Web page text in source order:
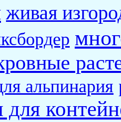
живая
альпинария
для